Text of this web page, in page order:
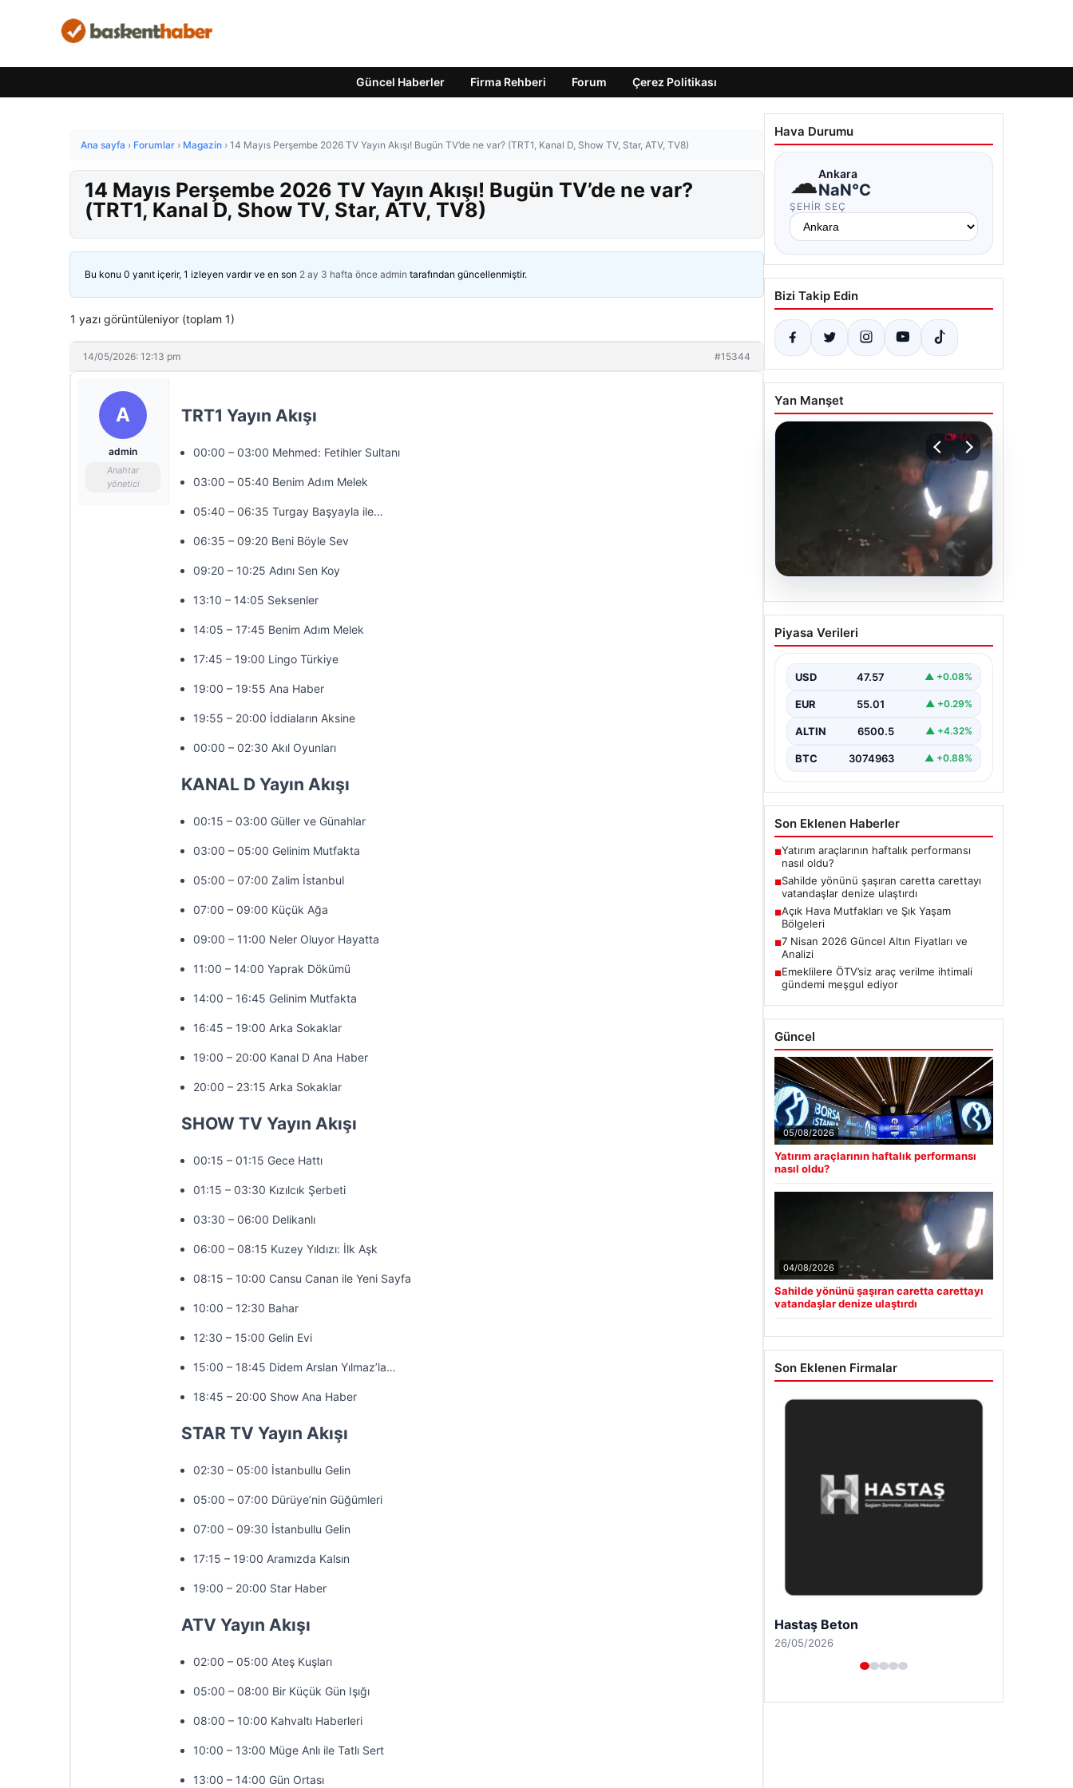
Güncel Haberler Firma Rehberi Forum Çerez Politikası
Ana sayfa › Forumlar › Magazin › 14 Mayıs Perşembe 2026 TV Yayın Akışı! Bugün TV’de ne var? (TRT1, Kanal D, Show TV, Star, ATV, TV8)
14 Mayıs Perşembe 2026 TV Yayın Akışı! Bugün TV’de ne var?
(TRT1, Kanal D, Show TV, Star, ATV, TV8)
Bu konu 0 yanıt içerir, 1 izleyen vardır ve en son 2 ay 3 hafta önce admin tarafından güncellenmiştir.
1 yazı görüntüleniyor (toplam 1)
14/05/2026: 12:13 pm #15344
A
admin
Anahtar
yönetici
TRT1 Yayın Akışı
00:00 – 03:00 Mehmed: Fetihler Sultanı
03:00 – 05:40 Benim Adım Melek
05:40 – 06:35 Turgay Başyayla ile…
06:35 – 09:20 Beni Böyle Sev
09:20 – 10:25 Adını Sen Koy
13:10 – 14:05 Seksenler
14:05 – 17:45 Benim Adım Melek
17:45 – 19:00 Lingo Türkiye
19:00 – 19:55 Ana Haber
19:55 – 20:00 İddiaların Aksine
00:00 – 02:30 Akıl Oyunları
KANAL D Yayın Akışı
00:15 – 03:00 Güller ve Günahlar
03:00 – 05:00 Gelinim Mutfakta
05:00 – 07:00 Zalim İstanbul
07:00 – 09:00 Küçük Ağa
09:00 – 11:00 Neler Oluyor Hayatta
11:00 – 14:00 Yaprak Dökümü
14:00 – 16:45 Gelinim Mutfakta
16:45 – 19:00 Arka Sokaklar
19:00 – 20:00 Kanal D Ana Haber
20:00 – 23:15 Arka Sokaklar
SHOW TV Yayın Akışı
00:15 – 01:15 Gece Hattı
01:15 – 03:30 Kızılcık Şerbeti
03:30 – 06:00 Delikanlı
06:00 – 08:15 Kuzey Yıldızı: İlk Aşk
08:15 – 10:00 Cansu Canan ile Yeni Sayfa
10:00 – 12:30 Bahar
12:30 – 15:00 Gelin Evi
15:00 – 18:45 Didem Arslan Yılmaz’la…
18:45 – 20:00 Show Ana Haber
STAR TV Yayın Akışı
02:30 – 05:00 İstanbullu Gelin
05:00 – 07:00 Dürüye’nin Güğümleri
07:00 – 09:30 İstanbullu Gelin
17:15 – 19:00 Aramızda Kalsın
19:00 – 20:00 Star Haber
ATV Yayın Akışı
02:00 – 05:00 Ateş Kuşları
05:00 – 08:00 Bir Küçük Gün Işığı
08:00 – 10:00 Kahvaltı Haberleri
10:00 – 13:00 Müge Anlı ile Tatlı Sert
13:00 – 14:00 Gün Ortası
Hava Durumu
☁Ankara
NaN°C
ŞEHIR SEÇ
Bizi Takip Edin
Yan Manşet
Sahilde yönünü şaşıran
caretta carettayı
ulaştırdı
Piyasa Verileri
USD 47.57 ▲ +0.08%
EUR 55.01 ▲ +0.29%
ALTIN 6500.5 ▲ +4.32%
BTC 3074963 ▲ +0.88%
Son Eklenen Haberler
■Yatırım araçlarının haftalık performansı
nasıl oldu?
■Sahilde yönünü şaşıran caretta carettayı
vatandaşlar denize ulaştırdı
■Açık Hava Mutfakları ve Şık Yaşam
Bölgeleri
■7 Nisan 2026 Güncel Altın Fiyatları ve
Analizi
■Emeklilere ÖTV’siz araç verilme ihtimali
gündemi meşgul ediyor
Güncel
05/08/2026
Yatırım araçlarının haftalık performansı
nasıl oldu?
04/08/2026
Sahilde yönünü şaşıran caretta carettayı
vatandaşlar denize ulaştırdı
Son Eklenen Firmalar
Prenses Night Club
29/04/2026